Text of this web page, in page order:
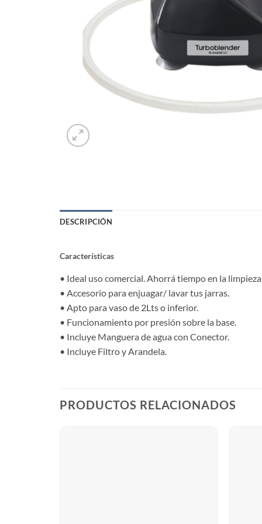
DESCRIPCIÓN
Características
• Ideal uso comercial. Ahorrá tiempo en la
• Accesorio para enjuagar/ lavar tus jarras.
• Apto para vaso de 2Lts o inferior.
• Funcionamiento por presión sobre la base.
• Incluye Manguera de agua con Conector.
• Incluye Filtro y Arandela.
PRODUCTOS RELACIONADOS